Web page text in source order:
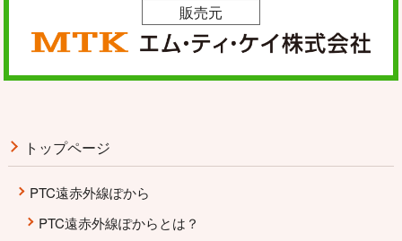
販売元
トップページ
PTC遠赤外線ぽから
PTC遠赤外線ぽからとは？